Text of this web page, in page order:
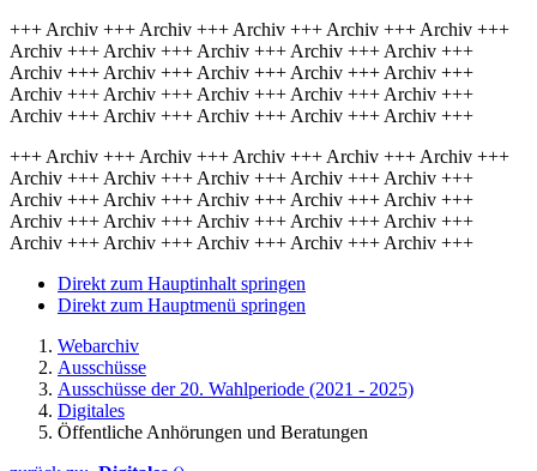
+++ Archiv +++ Archiv +++ Archiv +++ Archiv +++ Archiv +++
Archiv +++ Archiv +++ Archiv +++ Archiv +++ Archiv +++
Archiv +++ Archiv +++ Archiv +++ Archiv +++ Archiv +++
Archiv +++ Archiv +++ Archiv +++ Archiv +++ Archiv +++
Archiv +++ Archiv +++ Archiv +++ Archiv +++ Archiv +++
+++ Archiv +++ Archiv +++ Archiv +++ Archiv +++ Archiv +++
Archiv +++ Archiv +++ Archiv +++ Archiv +++ Archiv +++
Archiv +++ Archiv +++ Archiv +++ Archiv +++ Archiv +++
Archiv +++ Archiv +++ Archiv +++ Archiv +++ Archiv +++
Archiv +++ Archiv +++ Archiv +++ Archiv +++ Archiv +++
Direkt zum Hauptinhalt springen
Direkt zum Hauptmenü springen
Webarchiv
Ausschüsse
Ausschüsse der 20. Wahlperiode (2021 - 2025)
Digitales
Öffentliche Anhörungen und Beratungen